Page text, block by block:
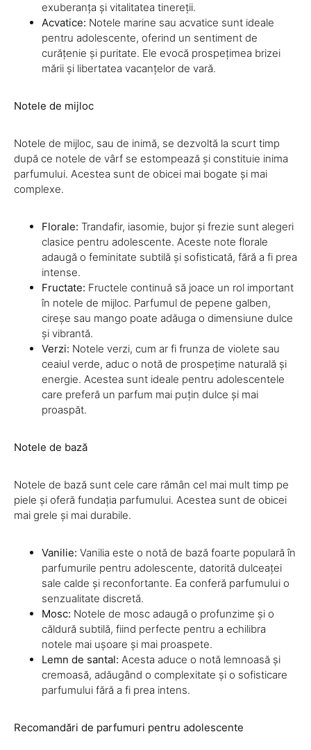
exuberanța și vitalitatea tinereții.
Acvatice: Notele marine sau acvatice sunt ideale
pentru adolescente, oferind un sentiment de
curățenie și puritate. Ele evocă prospețimea brizei
mării și libertatea vacanțelor de vară.
Notele de mijloc
Notele de mijloc, sau de inimă, se dezvoltă la scurt timp
după ce notele de vârf se estompează și constituie inima
parfumului. Acestea sunt de obicei mai bogate și mai
complexe.
Florale: Trandafir, iasomie, bujor și frezie sunt alegeri
clasice pentru adolescente. Aceste note florale
adaugă o feminitate subtilă și sofisticată, fără a fi prea
intense.
Fructate: Fructele continuă să joace un rol important
în notele de mijloc. Parfumul de pepene galben,
cireșe sau mango poate adăuga o dimensiune dulce
și vibrantă.
Verzi: Notele verzi, cum ar fi frunza de violete sau
ceaiul verde, aduc o notă de prospețime naturală și
energie. Acestea sunt ideale pentru adolescentele
care preferă un parfum mai puțin dulce și mai
proaspăt.
Notele de bază
Notele de bază sunt cele care rămân cel mai mult timp pe
piele și oferă fundația parfumului. Acestea sunt de obicei
mai grele și mai durabile.
Vanilie: Vanilia este o notă de bază foarte populară în
parfumurile pentru adolescente, datorită dulceaței
sale calde și reconfortante. Ea conferă parfumului o
senzualitate discretă.
Mosc: Notele de mosc adaugă o profunzime și o
căldură subtilă, fiind perfecte pentru a echilibra
notele mai ușoare și mai proaspete.
Lemn de santal: Acesta aduce o notă lemnoasă și
cremoasă, adăugând o complexitate și o sofisticare
parfumului fără a fi prea intens.
Recomandări de parfumuri pentru adolescente